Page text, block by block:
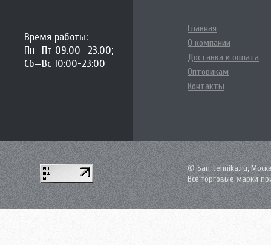
Время работы:
Пн—Пт 09.00—23.00;
Сб—Вс 10:00-23:00
Главная
О компании
Доставка и оплата
Оптовикам
Контакты
© San-tehnika.ru,
Все торговые марки